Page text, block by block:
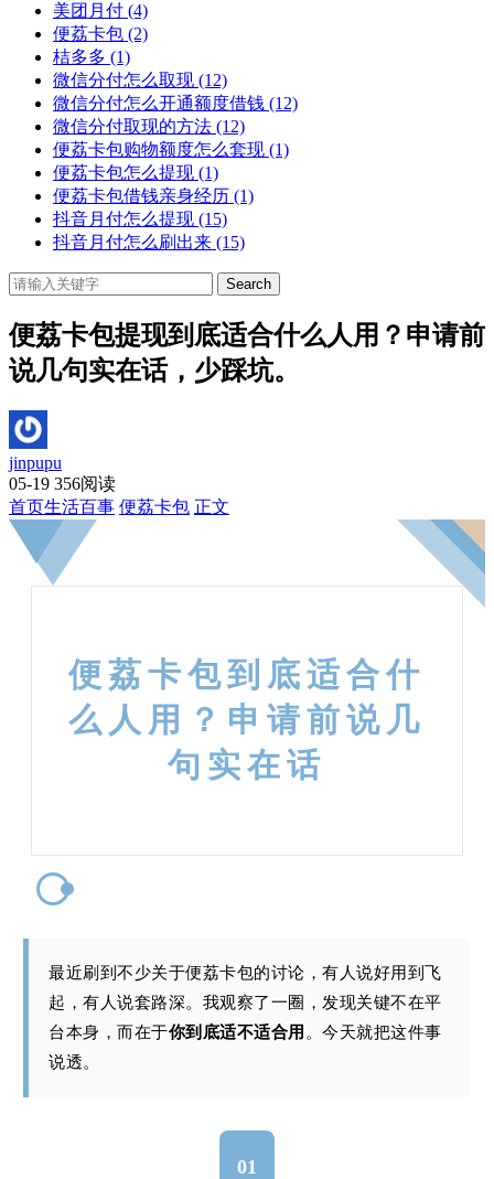
美团月付 (4)
便荔卡包 (2)
桔多多 (1)
微信分付怎么取现 (12)
微信分付怎么开通额度借钱 (12)
微信分付取现的方法 (12)
便荔卡包购物额度怎么套现 (1)
便荔卡包怎么提现 (1)
便荔卡包借钱亲身经历 (1)
抖音月付怎么提现 (15)
抖音月付怎么刷出来 (15)
Search
便荔卡包提现到底适合什么人用？申请前
说几句实在话，少踩坑。
jinpupu
05-19 356阅读
首页生活百事 便荔卡包 正文
便荔卡包到底适合什
么人用？申请前说几
句实在话
最近刷到不少关于便荔卡包的讨论，有人说好用到飞
起，有人说套路深。我观察了一圈，发现关键不在平
台本身，而在于你到底适不适合用 。今天就把这件事
说透。
01